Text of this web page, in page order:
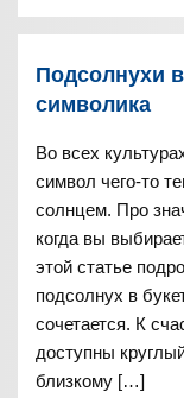
Подсолнухи
символика
Во всех
символ чего-то
солнцем. Про
когда вы
этой статье
подсолнух в
сочетается. К
доступны
близкому […]